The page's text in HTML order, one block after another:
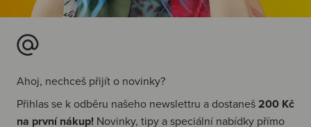
Ahoj, nechceš přijít o novinky?
Přihlas se k odběru našeho newslettru a dostaneš200 Kč
na první nákup! Novinky, tipy a speciální nabídky přímo